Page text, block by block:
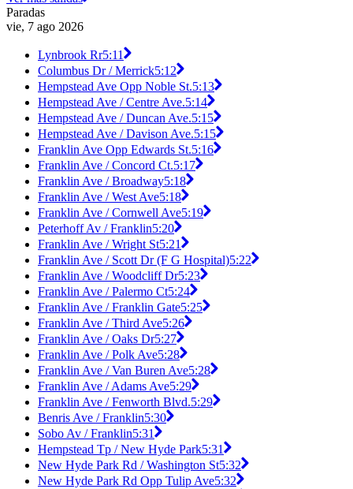
Paradas
vie, 7 ago 2026
Lynbrook Rr5:11
Columbus Dr / Merrick5:12
Hempstead Ave Opp Noble St.5:13
Hempstead Ave / Centre Ave.5:14
Hempstead Ave / Duncan Ave.5:15
Hempstead Ave / Davison Ave.5:15
Franklin Ave Opp Edwards St.5:16
Franklin Ave / Concord Ct.5:17
Franklin Ave / Broadway5:18
Franklin Ave / West Ave5:18
Franklin Ave / Cornwell Ave5:19
Peterhoff Av / Franklin5:20
Franklin Ave / Wright St5:21
Franklin Ave / Scott Dr (F G Hospital)5:22
Franklin Ave / Woodcliff Dr5:23
Franklin Ave / Palermo Ct5:24
Franklin Ave / Franklin Gate5:25
Franklin Ave / Third Ave5:26
Franklin Ave / Oaks Dr5:27
Franklin Ave / Polk Ave5:28
Franklin Ave / Van Buren Ave5:28
Franklin Ave / Adams Ave5:29
Franklin Ave / Fenworth Blvd.5:29
Benris Ave / Franklin5:30
Sobo Av / Franklin5:31
Hempstead Tp / New Hyde Park5:31
New Hyde Park Rd / Washington St5:32
New Hyde Park Rd Opp Tulip Ave5:32